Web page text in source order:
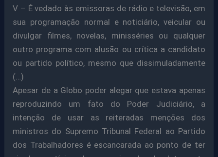
V – É vedado às emissoras de rádio e televisão, em
sua programação normal e noticiário, veicular ou
divulgar filmes, novelas, minisséries ou qualquer
outro programa com alusão ou crítica a candidato
ou partido político, mesmo que dissimuladamente
(…)
Apesar de a Globo poder alegar que estava apenas
reproduzindo um fato do Poder Judiciário, a
intenção de usar as reiteradas menções dos
ministros do Supremo Tribunal Federal ao Partido
dos Trabalhadores é escancarada ao ponto de ter